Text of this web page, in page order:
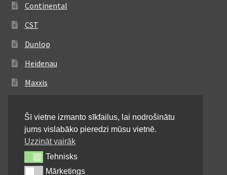
Continental
CST
Dunlop
Heidenau
Maxxis
Michelin
Mitas
Pirelli
Šī vietne izmanto sīkfailus, lai nodrošinātu
jums vislabāko pieredzi mūsu vietnē.
Uzzināt vairāk
TehnisksTehnisks
MārketingsMārketings